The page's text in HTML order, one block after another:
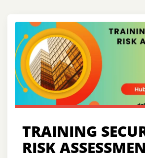
TRAINING
RISK